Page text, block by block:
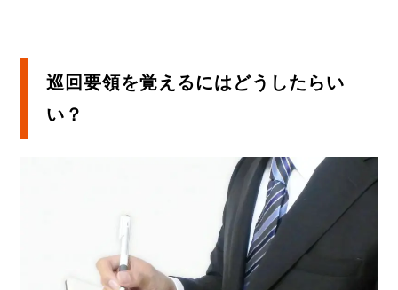
巡回要領を覚えるにはどうしたらい
い？